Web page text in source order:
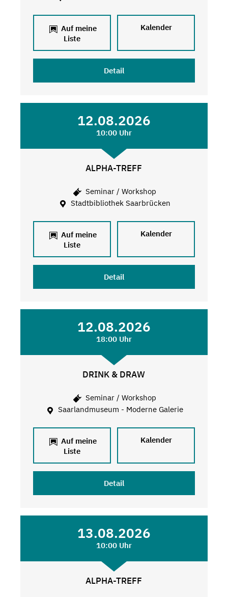
Auf meine
Liste
Kalender
Detail
12.08.2026
10:00 Uhr
ALPHA-TREFF
Seminar / Workshop
Stadtbibliothek Saarbrücken
Auf meine
Liste
Kalender
Detail
12.08.2026
18:00 Uhr
DRINK & DRAW
Seminar / Workshop
Saarlandmuseum - Moderne Galerie
Auf meine
Liste
Kalender
Detail
13.08.2026
10:00 Uhr
ALPHA-TREFF